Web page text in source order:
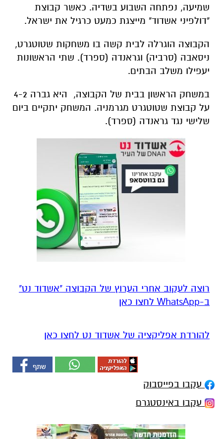
שמיעה, נפתחה השבוע בשדיה. כאשר קבוצת
"דולפיני אשדוד" מייצגת כמעט כרגיל את ישראל.
הקבוצה הוגרלה לבית קשה בו משחקות שטוטגרט,
ניסאבה (סרביה) וגראנדה (ספרד). שתי הראשונות
יעפילו משלב הבתים.
במשחק הראשון בבית של הקבוצה, היא גברה 4-2
על קבוצת שטוטגרט מגרמניה. המשחק יתקיים ביום
שלישי נגד גראנדה (ספרד).
רוצה לעקוב אחרי הערוץ של הקבוצה "אשדוד נט"
ב-WhatsApp לחצו כאן
להורדת אפליקציה של אשדוד נט לחצו כאן
עקבו בפייסבוק
עקבו באינסטגרם